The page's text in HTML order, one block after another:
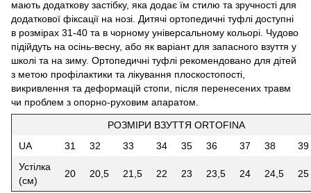
мають додаткову застібку, яка додає їм стилю та зручності для
додаткової фіксації на нозі. Дитячі ортопедичні туфлі доступні
в розмірах 31-40 та в чорному універсальному кольорі. Чудово
підійдуть на осінь-весну, або як варіант для запасного взуття у
школі та на зиму. Ортопедичні туфлі рекомендовано для дітей
з метою профілактики та лікування плоскостопості,
викривлення та деформацій стопи, після перенесених травм
чи проблем з опорно-руховим апаратом.
РОЗМІРИ ВЗУТТЯ ORTOFINA
UA
31 32 33 34 35 36 37 38
39
Устілка
(см)
20 20,5 21,5 22 23 23,5 24 24,5 25